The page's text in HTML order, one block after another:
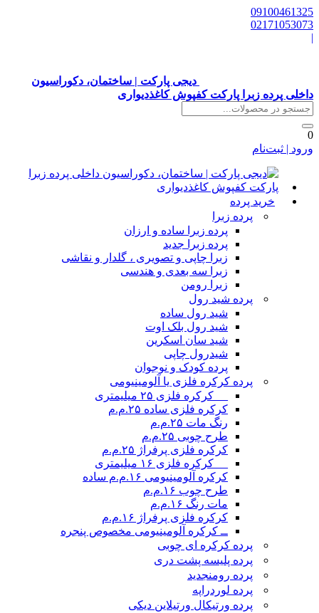
دیجی پارکت | ساختمان، دکوراسیون
پرده زبرا پارکت کفپوش کاغذدیواری
| ثبت‌نام
خرید پرده
پرده زبرا
پرده زبرا ساده و ارزان
پرده زبرا جدید
زبرا چاپی و تصویری ، گلدار و نقاشی
زبرا سه بعدی و هندسی
زبرا رومن
پرده شید رول
شید رول ساده
شید رول بلک اوت
شید سان اسکرین
شیدرول چاپی
پرده کودک و نوجوان
پرده کرکره فلزی یا آلومینیومی
__ کرکره فلزی ۲۵ میلیمتری
کرکره فلزی ساده ۲۵.م.م
رنگ مات ۲۵.م.م
طرح چوبی ۲۵.م.م
کرکره فلزی پرفراژ ۲۵.م.م
__ کرکره فلزی ۱۶ میلیمتری
کرکره آلومینیومی ۱۶.م.م ساده
طرح چوب ۱۶.م.م
مات رنگ ۱۶.م.م
کرکره فلزی پرفراژ ۱۶.م.م
ــ کرکره آلومینیومی مخصوص پنجره
پرده کرکره ای چوبی
پرده پلیسه پشت دری
پرده رومنجدید
پرده لوردراپه
پرده ورتیکال ورتیلاین دیکی